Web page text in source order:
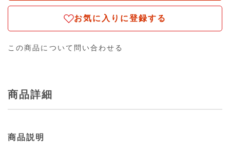
お気に入りに登録する
この商品について問い合わせる
商品詳細
商品説明